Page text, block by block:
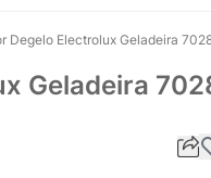
Degelo Electrolux Geladeira
Geladeira